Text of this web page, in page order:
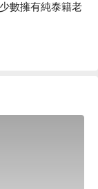
數擁有純泰籍老
按摩專業技術，
內空間寬敞明
館優惠立刻